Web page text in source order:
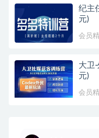
纪主
元)
会员
大卫
元)
会员